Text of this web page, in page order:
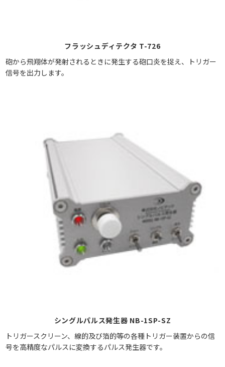
フラッシュディテクタ T-726
砲から飛翔体が発射されるときに発生する砲口炎を捉え、トリガー
信号を出力します。
シングルパルス発生器 NB-1SP-SZ
トリガースクリーン、線的及び箔的等の各種トリガー装置からの信
号を高精度なパルスに変換するパルス発生器です。